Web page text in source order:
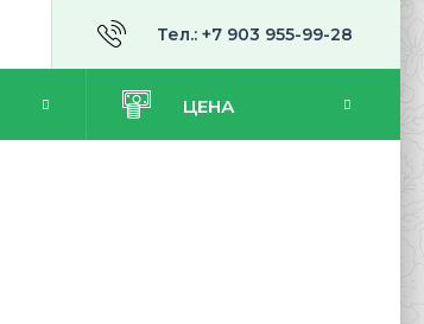
Тел.: +7 903 955-99-28
ЦЕНА